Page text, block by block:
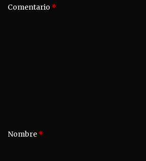
Comentario *
Nombre *